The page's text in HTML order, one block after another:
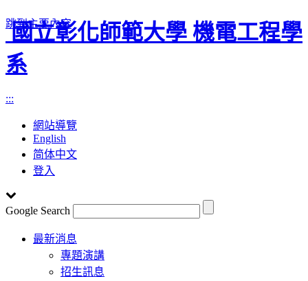
跳到主要內容
國立彰化師範大學 機電工程學
系
:::
網站導覽
English
简体中文
登入
Google Search
Toggle
navigation
最新消息
專題演講
招生訊息